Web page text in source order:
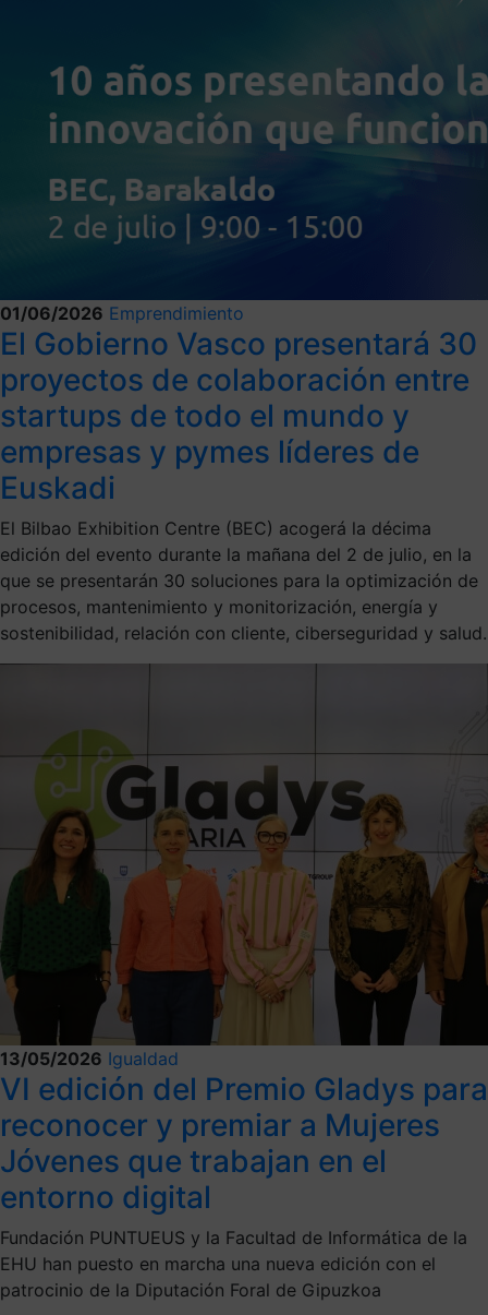
01/06/2026 Emprendimiento
El Gobierno Vasco presentará 30
proyectos de colaboración entre
startups de todo el mundo y
empresas y pymes líderes de
Euskadi
El Bilbao Exhibition Centre (BEC) acogerá la décima
edición del evento durante la mañana del 2 de julio, en la
que se presentarán 30 soluciones para la optimización de
procesos, mantenimiento y monitorización, energía y
sostenibilidad, relación con cliente, ciberseguridad y salud.
13/05/2026 Igualdad
VI edición del Premio Gladys para
reconocer y premiar a Mujeres
Jóvenes que trabajan en el
entorno digital
Fundación PUNTUEUS y la Facultad de Informática de la
EHU han puesto en marcha una nueva edición con el
patrocinio de la Diputación Foral de Gipuzkoa